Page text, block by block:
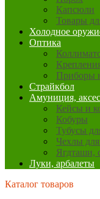
Капсюли
Товары
Холодное
Оптика
Приборы
Страйкбол
Амуниция,
Кейсы и
Кобуры
Тубусы
Чехлы
Ягдташи,
Луки, арбалеты
Каталог товаров